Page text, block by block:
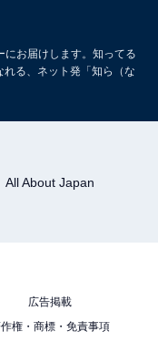
にお届けします。知ってる
る、ネット発「知ら（な
All About Japan
広告掲載
権・商標・免責事項